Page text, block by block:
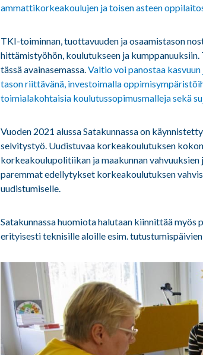
ammattikorkeakoulujen ja toisen asteen
TKI-toiminnan, tuottavuuden ja osaamistason
hittämistyöhön, koulutukseen ja
tässä avainasemassa.Valtio voi panostaa
tason riittävänä, investoimalla
toimialakohtaisia koulutussopimusmalleja sekä
Vuoden 2021 alussa Satakunnassa on
selvitystyö. Uudistuvaa korkeakoulutuksen
korkeakoulupolitiikan ja maakunnan
paremmat edellytykset korkeakoulutuksen
uudistumiselle.
Satakunnassa huomiota halutaan kiinnittää myös
erityisesti teknisille aloille esim.